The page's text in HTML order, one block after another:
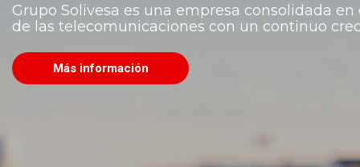
Grupo Solivesa es una empresa consolidada en
de las telecomunicaciones con un continuo
Más información